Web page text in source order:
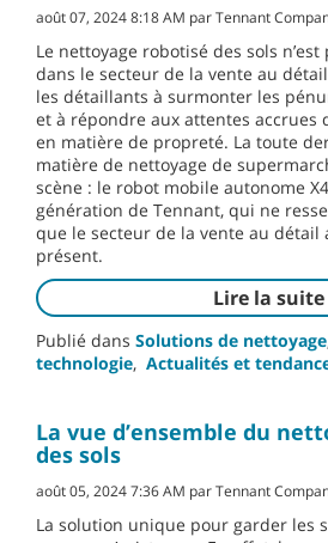
août 07, 2024 8:18 AM par Tennant
Le nettoyage robotisé des sols
dans le secteur de la vente au
les détaillants à surmonter les
et à répondre aux attentes accrues
en matière de propreté. La toute
matière de nettoyage de
scène : le robot mobile autonome
génération de Tennant, qui ne
que le secteur de la vente au détail
présent.
Lire la suite
Publié dans Solutions de nettoyage
technologie, Actualités et
La vue d’ensemble du
des sols
août 05, 2024 7:36 AM par Tennant
La solution unique pour garder les